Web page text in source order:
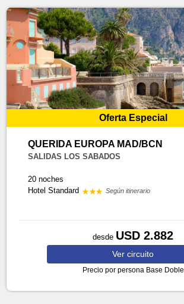
Oferta Especial
QUERIDA EUROPA MAD/BCN
SALIDAS LOS SABADOS
20 noches
Hotel Standard
Según itinerario
desde USD 2.882
Ver circuito
Precio por persona Base Doble